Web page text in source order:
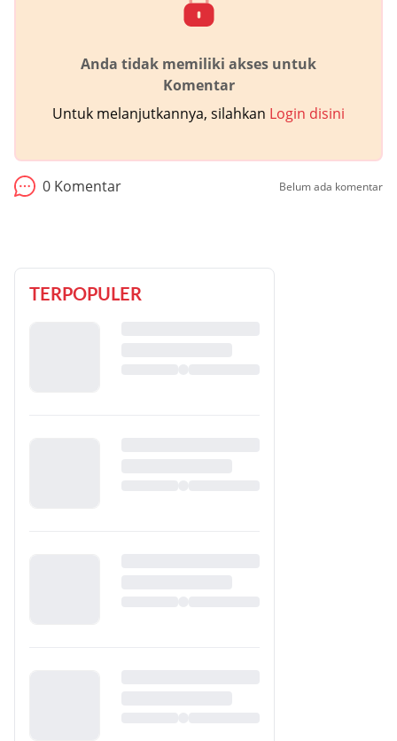
Anda tidak memiliki akses untuk
Komentar
Untuk melanjutkannya, silahkan Login disini
0 Komentar Belum ada komentar
TERPOPULER